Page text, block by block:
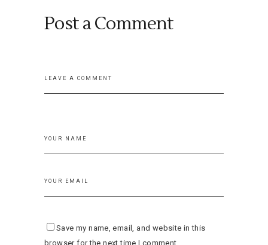
Post a Comment
Save my name, email, and website in this
browser for the next time I comment.